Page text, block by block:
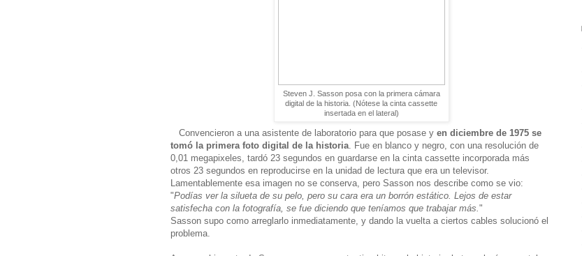
Steven J. Sasson posa con la primera cámara
digital de la historia. (Nótese la cinta cassette
insertada en el lateral)
Convencieron a una asistente de laboratorio para que posase y en diciembre de 1975 se
tomó la primera foto digital de la historia . Fue en blanco y negro, con una resolución de
0,01 megapixeles, tardó 23 segundos en guardarse en la cinta cassette incorporada más
otros 23 segundos en reproducirse en la unidad de lectura que era un televisor.
Lamentablemente esa imagen no se conserva, pero Sasson nos describe como se vio:
"Podías ver la silueta de su pelo, pero su cara era un borrón estático. Lejos de estar
satisfecha con la fotografía, se fue diciendo que teníamos que trabajar más. "
Sasson supo como arreglarlo inmediatamente, y dando la vuelta a ciertos cables solucionó el
problema.